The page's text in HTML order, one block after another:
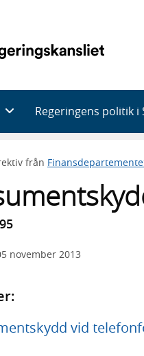
Regeringens politik i
från
november 2013
vid